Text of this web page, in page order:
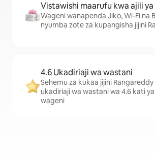
Vistawishi maarufu kwa ajili
Wageni wanapenda Jiko, Wi-Fi na
nyumba zote za kupangisha jijini
4.6 Ukadiriaji wa wastani
Sehemu za kukaa jijini
ukadiriaji wa wastani wa 4.6 kati
wageni